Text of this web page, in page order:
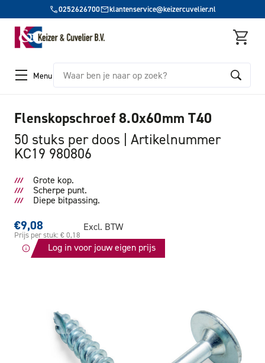
0252626700 klantenservice@keizercuvelier.nl
Menu Zoeken
Flenskopschroef 8.0x60mm T40
50 stuks per doos
Artikelnummer
KC19 980806
Grote kop.
Scherpe punt.
Diepe bitpassing.
€9,08
Prijs per stuk: € 0,18
Excl. BTW
Log in voor jouw eigen prijs